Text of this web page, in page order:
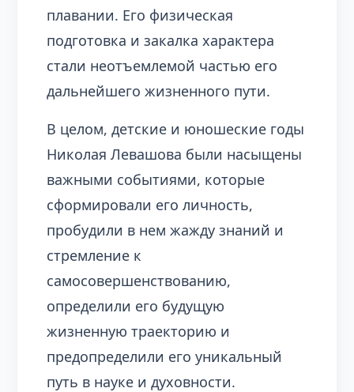
плавании. Его физическая
подготовка и закалка характера
стали неотъемлемой частью его
дальнейшего жизненного пути.
В целом, детские и юношеские годы
Николая Левашова были насыщены
важными событиями, которые
сформировали его личность,
пробудили в нем жажду знаний и
стремление к
самосовершенствованию,
определили его будущую
жизненную траекторию и
предопределили его уникальный
путь в науке и духовности.